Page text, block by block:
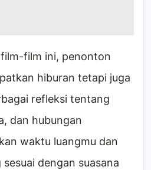
film ini, penonton
hiburan tetapi juga
refleksi tentang
dan hubungan
waktu luangmu dan
dengan suasana